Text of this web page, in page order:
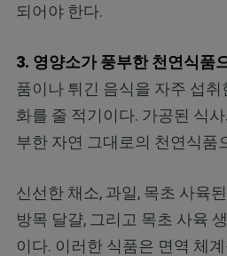
되어야 한다.
3. 영양소가 풍부한 천연식품
품이나 튀긴 음식을 자주 섭
화를 줄 적기이다. 가공된 식
부한 자연 그대로의 천연식품
신선한 채소, 과일, 목초 사육
방목 달걀, 그리고 목초 사육
이다. 이러한 식품은 면역 체